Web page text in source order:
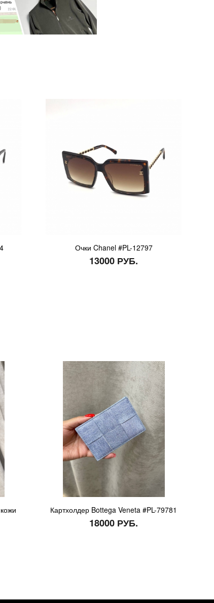
Очки Chanel #PL-12797
13000 РУБ.
Картхолдер Bottega Veneta #PL-79781
18000 РУБ.